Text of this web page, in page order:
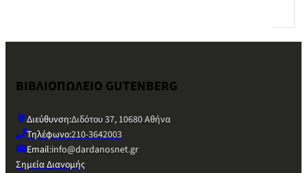
ΒΙΒΛΙΟΠΩΛΕΙΟ GUTENBERG
Διεύθυνση:Διδότου 37, 10680 Αθήνα
Τηλέφωνο:210-3642003
Email:info@dardanosnet.gr
Σημεία Διανομής